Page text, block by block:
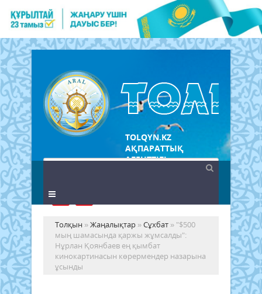
TOLQYN.KZ
АҚПАРАТТЫҚ
АГЕНТТІГІ
Толқын »Жаңалықтар »Сұхбат » "$500
мың шамасында қаржы жұмсалды":
Нұрлан Қоянбаев ең қымбат
кинокартинасын көрермендер назарына
ұсынды